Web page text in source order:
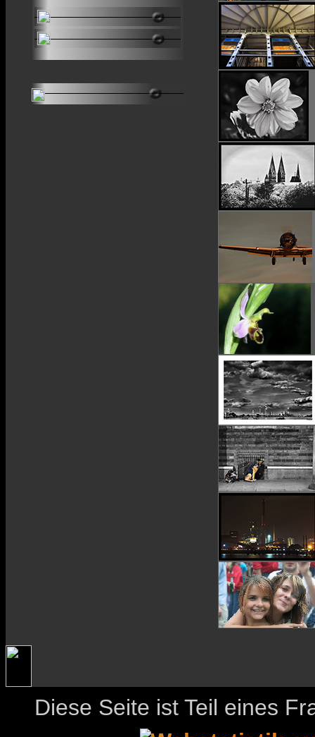
Diese Seite ist Teil eines